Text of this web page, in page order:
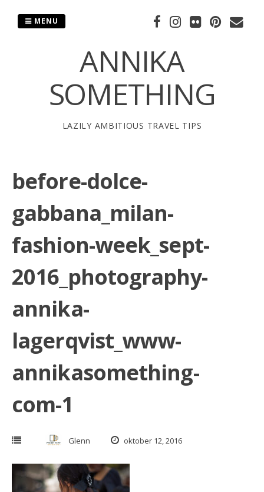
ANNIKA
SOMETHING
LAZILY AMBITIOUS TRAVEL TIPS
MENU
before-dolce-
gabbana_milan-
fashion-week_sept-
2016_photography-
annika-
lagerqvist_www-
annikasomething-
com-1
Glenn oktober 12, 2016